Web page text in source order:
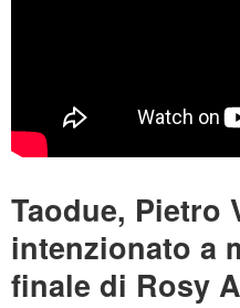
Taodue, Pietro
intenzionato a
finale di Rosy